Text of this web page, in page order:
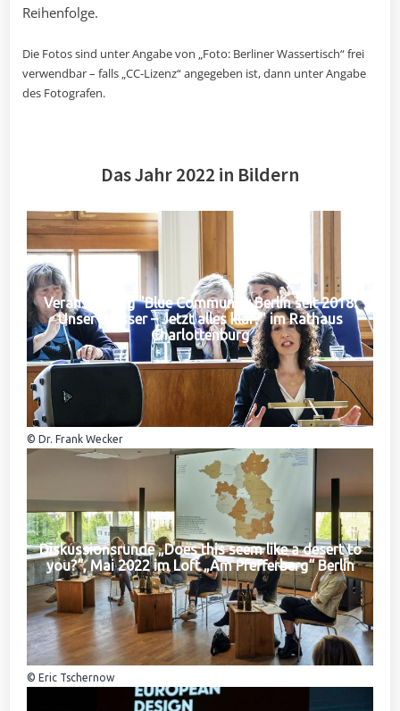
Reihenfolge.
Die Fotos sind unter Angabe von „Foto: Berliner Wassertisch“ frei
verwendbar – falls „CC-Lizenz“ angegeben ist, dann unter Angabe
des Fotografen.
Das Jahr 2022 in Bildern
Veranstaltung "Blue Community Berlin seit 2018:
Unser Wasser – Jetzt alles klar?" im Rathaus
Charlottenburg
© Dr. Frank Wecker
Diskussionsrunde „Does this seem like a desert to
you?“, Mai 2022 im Loft „Am Pfefferberg“ Berlin
© Eric Tschernow